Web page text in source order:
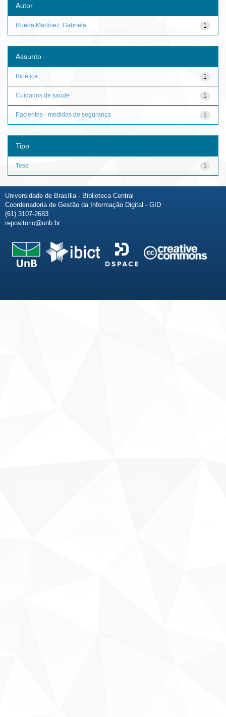
Autor
1
Rueda Martínez, Gabriela
Assunto
1
Bioética
1
Cuidados de saúde
1
Pacientes - medidas de segurança
Tipo
1
Tese
Universidade de Brasília - Biblioteca Central
Coordenadoria de Gestão da Informação Digital - GID
(61) 3107-2683
repositorio@unb.br